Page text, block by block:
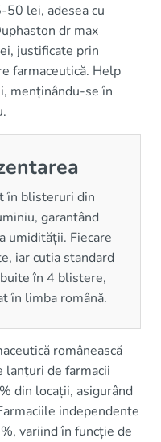
lei, adesea cu
dr max
justificate prin
farmaceutică. Help
menținându-se în
în blisteruri din
garantând
umidității. Fiecare
iar cutia standard
în 4 blistere,
în limba română.
românească
lanțuri de farmacii
din locații, asigurând
independente
variind în funcție de